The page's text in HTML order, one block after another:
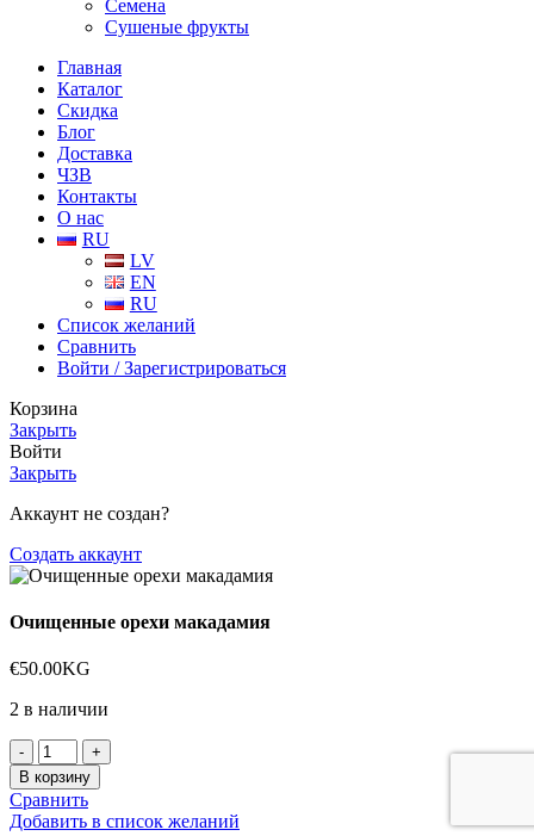
Семена
Сушеные фрукты
Главная
Каталог
Скидка
Блог
Доставка
ЧЗВ
Контакты
О нас
RU
LV
EN
RU
Список желаний
Сравнить
Войти / Зарегистрироваться
Корзина
Закрыть
Войти
Закрыть
Аккаунт не создан?
Создать аккаунт
Очищенные орехи макадамия
€50.00KG
2 в наличии
Количество
товара
Очищенные
орехи
В корзину
Сравнить
Добавить в список желаний